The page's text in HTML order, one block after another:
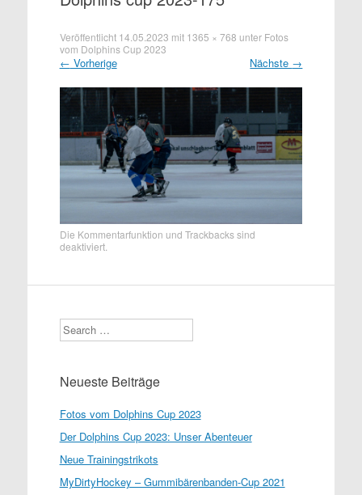
Veröffentlicht 14.05.2023 mit 1365 × 768 unter Fotos
vom Dolphins Cup 2023
← Vorherige Nächste →
Die Kommentarfunktion und Trackbacks sind
deaktiviert.
Search
Neueste Beiträge
Fotos vom Dolphins Cup 2023
Der Dolphins Cup 2023: Unser Abenteuer
Neue Trainingstrikots
MyDirtyHockey – Gummibärenbanden-Cup 2021